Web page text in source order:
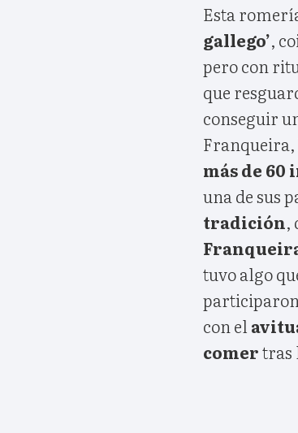
Esta
gallego’,
pero con
que
conseguir
Franqueira,
más de 60
una de sus
tradición,
tuvo algo
con el
comertras